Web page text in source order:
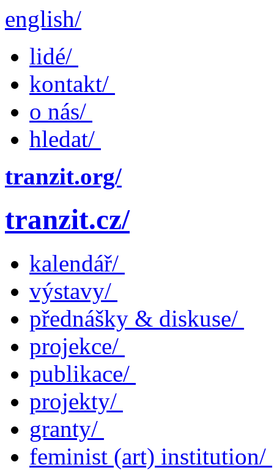
english/
lidé/
kontakt/
o nás/
hledat/
tranzit.org/
tranzit.cz/
kalendář/
výstavy/
přednášky & diskuse/
projekce/
publikace/
projekty/
granty/
feminist (art) institution/